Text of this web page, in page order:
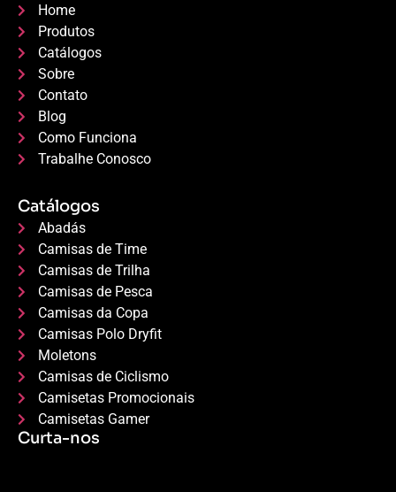
Home
Produtos
Catálogos
Sobre
Contato
Blog
Como Funciona
Trabalhe Conosco
Catálogos
Abadás
Camisas de Time
Camisas de Trilha
Camisas de Pesca
Camisas da Copa
Camisas Polo Dryfit
Moletons
Camisas de Ciclismo
Camisetas Promocionais
Camisetas Gamer
Curta-nos